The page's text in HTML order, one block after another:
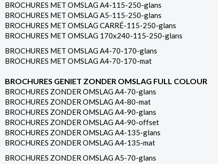
BROCHURES MET OMSLAG A4-115-250-glans
BROCHURES MET OMSLAG A5-115-250-glans
BROCHURES MET OMSLAG CARRÉ-115-250-glans
BROCHURES MET OMSLAG 170x240-115-250-glans
BROCHURES MET OMSLAG A4-70-170-glans
BROCHURES MET OMSLAG A4-70-170-mat
BROCHURES GENIET ZONDER OMSLAG FULL COLOUR
BROCHURES ZONDER OMSLAG A4-70-glans
BROCHURES ZONDER OMSLAG A4-80-mat
BROCHURES ZONDER OMSLAG A4-90-glans
BROCHURES ZONDER OMSLAG A4-90-offset
BROCHURES ZONDER OMSLAG A4-135-glans
BROCHURES ZONDER OMSLAG A4-135-mat
BROCHURES ZONDER OMSLAG A5-70-glans